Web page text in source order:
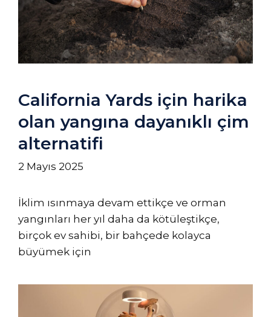
California Yards için harika
olan yangına dayanıklı çim
alternatifi
2 Mayıs 2025
İklim ısınmaya devam ettikçe ve orman
yangınları her yıl daha da kötüleştikçe,
birçok ev sahibi, bir bahçede kolayca
büyümek için